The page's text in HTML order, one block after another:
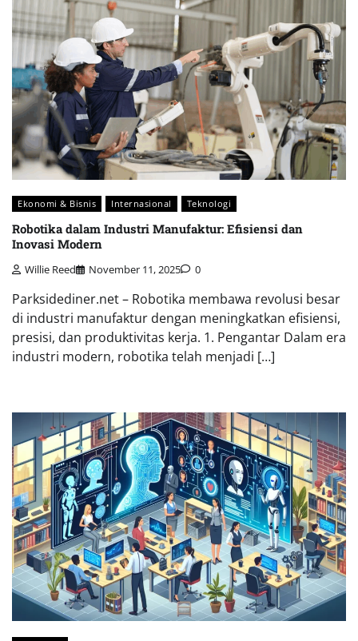
Ekonomi & Bisnis Internasional Teknologi
Robotika dalam Industri Manufaktur: Efisiensi dan
Inovasi Modern
Willie Reed November 11, 2025 0
Parksidediner.net – Robotika membawa revolusi besar
di industri manufaktur dengan meningkatkan efisiensi,
presisi, dan produktivitas kerja. 1. Pengantar Dalam era
industri modern, robotika telah menjadi […]